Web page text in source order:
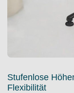
Stufenlose
Flexibilität